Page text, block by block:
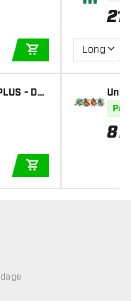
TILFØJ TIL KURV
- Dar
21
Long
art
På
8
ikke tilgængelig